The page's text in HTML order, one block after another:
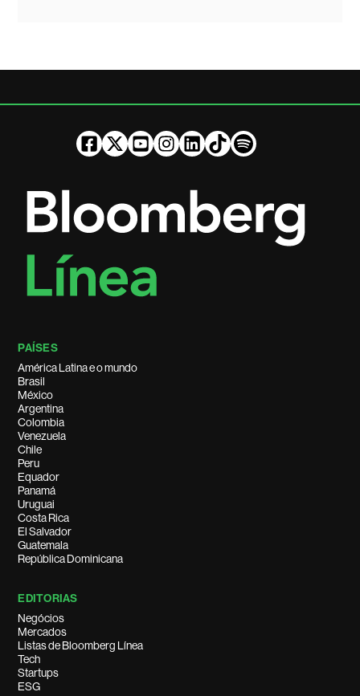
PAÍSES
América Latina e o mundo
Brasil
México
Argentina
Colombia
Venezuela
Chile
Peru
Equador
Panamá
Uruguai
Costa Rica
El Salvador
Guatemala
República Dominicana
EDITORIAS
Negócios
Mercados
Listas de Bloomberg Línea
Tech
Startups
ESG